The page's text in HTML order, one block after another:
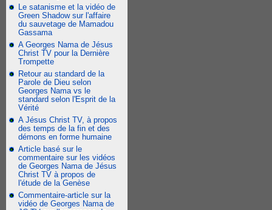
Le satanisme et la vidéo de
Green Shadow sur l'affaire
du sauvetage de Mamadou
Gassama
A Georges Nama de Jésus
Christ TV pour la Dernière
Trompette
Retour au standard de la
Parole de Dieu selon
Georges Nama vs le
standard selon l'Esprit de la
Vérité
A Jésus Christ TV, à propos
des temps de la fin et des
démons en forme humaine
Article basé sur le
commentaire sur les vidéos
de Georges Nama de Jésus
Christ TV à propos de
l'étude de la Genèse
Commentaire-article sur la
vidéo de Georges Nama de